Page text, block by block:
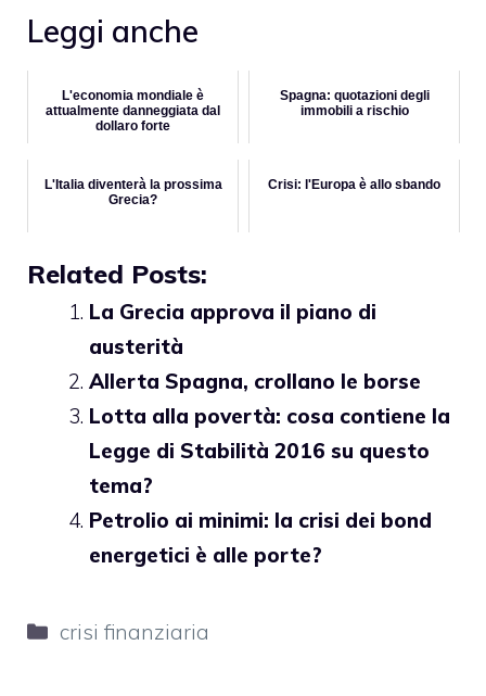
Leggi anche
L'economia mondiale è
attualmente danneggiata dal
dollaro forte
Spagna: quotazioni degli
immobili a rischio
L'Italia diventerà la prossima
Grecia?
Crisi: l'Europa è allo sbando
Related Posts:
La Grecia approva il piano di
austerità
Allerta Spagna, crollano le borse
Lotta alla povertà: cosa contiene la
Legge di Stabilità 2016 su questo
tema?
Petrolio ai minimi: la crisi dei bond
energetici è alle porte?
Categorie
crisi finanziaria